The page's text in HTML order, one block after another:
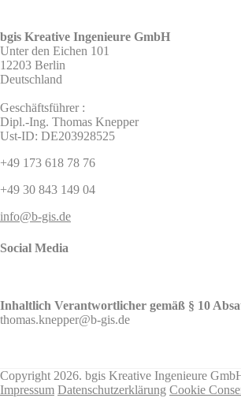
bgis Kreative Ingenieure GmbH
Unter den Eichen 101
12203 Berlin
Deutschland
Geschäftsführer :
Dipl.-Ing. Thomas Knepper
Ust-ID: DE203928525
+49 173 618 78 76
+49 30 843 149 04
info@b-gis.de
Social Media
Inhaltlich Verantwortlicher gemäß § 10
thomas.knepper@b-gis.de
Copyright 2026. bgis Kreative Ingenieure
Impressum Datenschutzerklärung Cookie